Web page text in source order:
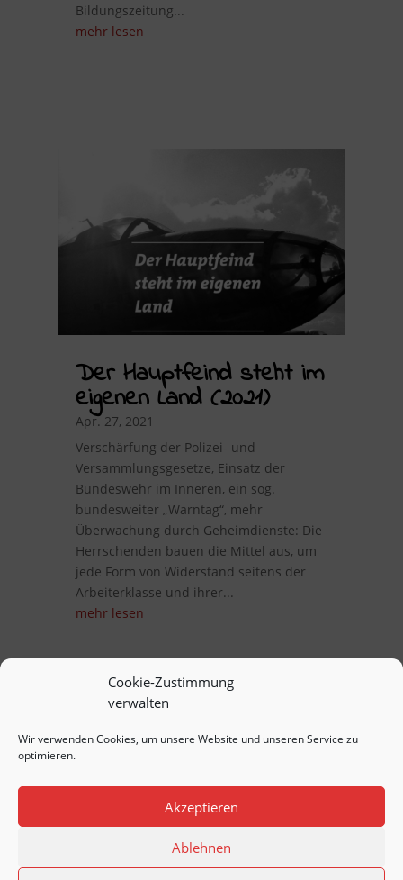
Cookie-Zustimmung
verwalten
Wir verwenden Cookies, um unsere Website und unseren Service zu
optimieren.
Akzeptieren
Ablehnen
Bildungszeitung...
mehr lesen
Der Hauptfeind steht im
eigenen Land (2021)
Apr. 27, 2021
Verschärfung der Polizei- und
Versammlungsgesetze, Einsatz der
Bundeswehr im Inneren, ein sog.
bundesweiter „Warntag“, mehr
Überwachung durch Geheimdienste: Die
Herrschenden bauen die Mittel aus, um
jede Form von Widerstand seitens der
Arbeiterklasse und ihrer...
mehr lesen
Copyright © 2020 SDAJ
Reserved.Impressum & Datenschutz